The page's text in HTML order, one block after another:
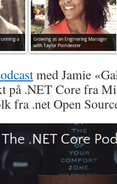
med Jamie
på .NET Core fra
fra .net Open